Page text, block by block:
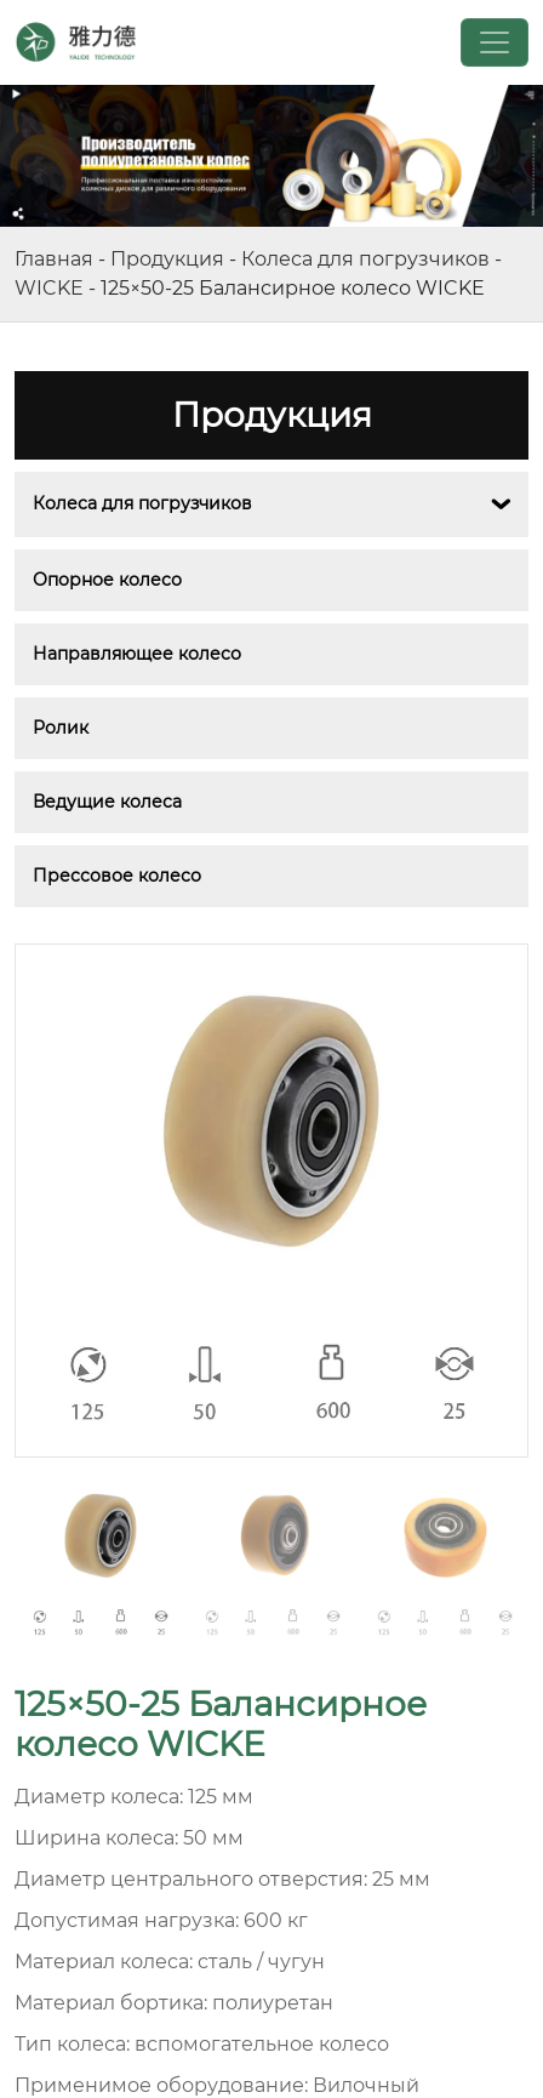
Главная - Продукция - Колеса для погрузчиков -
WICKE - 125×50-25 Балансирное колесо WICKE
Продукция
Колеса для погрузчиков 
Опорное колесо
Направляющее колесо
Ролик
Ведущие колеса
Прессовое колесо
125×50-25 Балансирное
колесо WICKE
Диаметр колеса: 125 мм
Ширина колеса: 50 мм
Диаметр центрального отверстия: 25 мм
Допустимая нагрузка: 600 кг
Материал колеса: сталь / чугун
Материал бортика: полиуретан
Тип колеса: вспомогательное колесо
Применимое оборудование: Вилочный